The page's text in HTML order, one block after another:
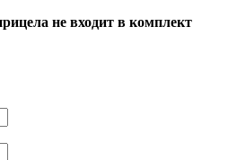
не входит в комплект